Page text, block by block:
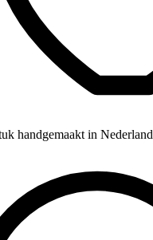
handgemaakt in Nederland